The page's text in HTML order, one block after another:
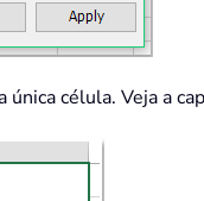
célula. Veja a